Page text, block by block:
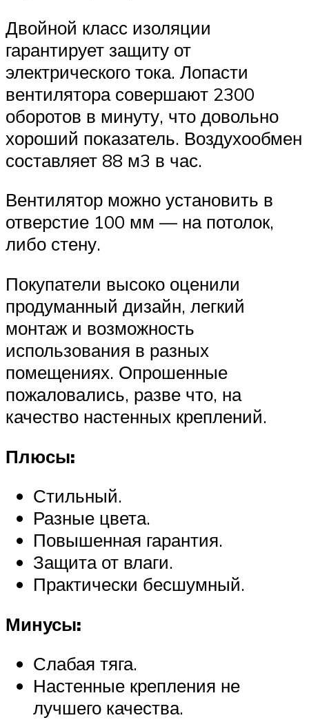
Двойной класс изоляции
гарантирует защиту от
электрического тока. Лопасти
вентилятора совершают 2300
оборотов в минуту, что довольно
хороший показатель. Воздухообмен
составляет 88 м3 в час.
Вентилятор можно установить в
отверстие 100 мм — на потолок,
либо стену.
Покупатели высоко оценили
продуманный дизайн, легкий
монтаж и возможность
использования в разных
помещениях. Опрошенные
пожаловались, разве что, на
качество настенных креплений.
Плюсы:
Стильный.
Разные цвета.
Повышенная гарантия.
Защита от влаги.
Практически бесшумный.
Минусы:
Слабая тяга.
Настенные крепления не
лучшего качества.